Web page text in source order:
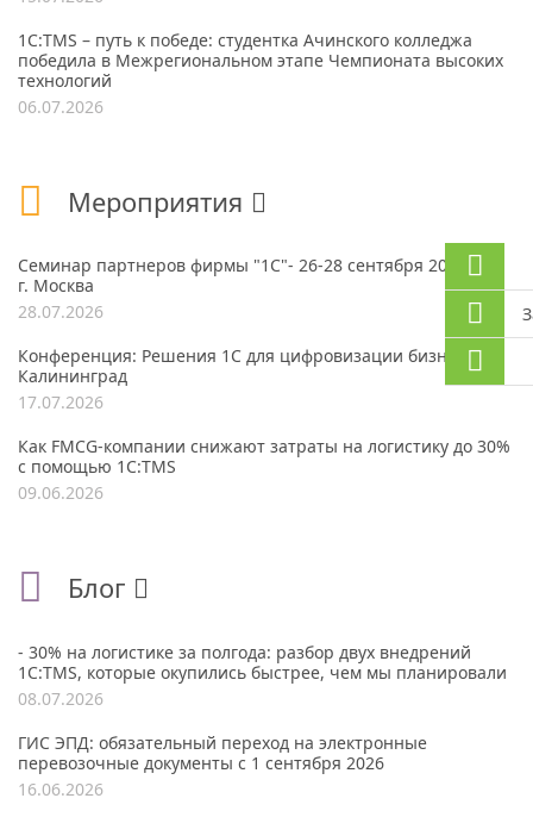
1С:TMS – путь к победе: студентка Ачинского колледжа
победила в Межрегиональном этапе Чемпионата высоких
технологий
06.07.2026
Мероприятия
Семинар партнеров фирмы "1С"- 26-28 сентября 2026 года,
г. Москва
28.07.2026
Конференция: Решения 1С для цифровизации бизнеса, г.
Калининград
17.07.2026
Как FMCG-компании снижают затраты на логистику до 30%
с помощью 1С:TMS
09.06.2026
Блог
- 30% на логистике за полгода: разбор двух внедрений
1С:TMS, которые окупились быстрее, чем мы планировали
08.07.2026
ГИС ЭПД: обязательный переход на электронные
перевозочные документы с 1 сентября 2026
16.06.2026